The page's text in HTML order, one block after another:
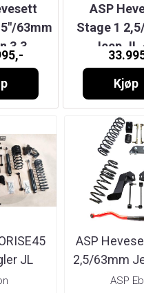
63mm
3.3
ASP
Stage 1
Jeep JL
Kjøp
JL
ASP
2,5/63mm
...
ASP